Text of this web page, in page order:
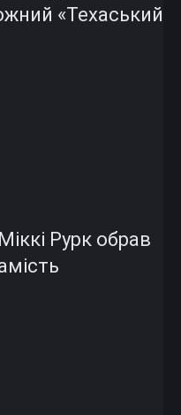
«Техаський
Рурк обрав